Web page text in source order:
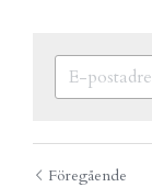
Föregående